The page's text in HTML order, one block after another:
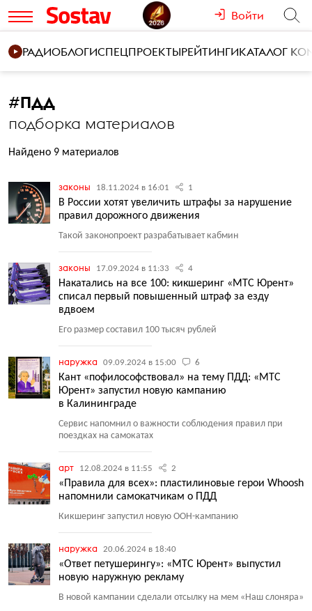
Войти
РАДИОБЛОГИСПЕЦПРОЕКТЫРЕЙТИНГИКАТАЛОГ
#ПДД
подборка материалов
Найдено 9 материалов
законы 18.11.2024 в 16:01 1
В России хотят увеличить штрафы за нарушение
правил дорожного движения
Такой законопроект разрабатывает кабмин
законы 17.09.2024 в 11:33 4
Накатались на все 100: кикшеринг «МТС Юрент»
списал первый повышенный штраф за езду
вдвоем
Его размер составил 100 тысяч рублей
наружка 09.09.2024 в 15:00 6
Кант «пофилософствовал» на тему ПДД: «МТС
Юрент» запустил новую кампанию
в Калининграде
Сервис напомнил о важности соблюдения правил при
поездках на самокатах
арт 12.08.2024 в 11:55 2
«Правила для всех»: пластилиновые герои Whoosh
напомнили самокатчикам о ПДД
Кикшеринг запустил новую ООН-кампанию
наружка 20.06.2024 в 18:40
«Ответ петушерингу»: «МТС Юрент» выпустил
новую наружную рекламу
В новой кампании сделали отсылку на мем «Наш слоняра»